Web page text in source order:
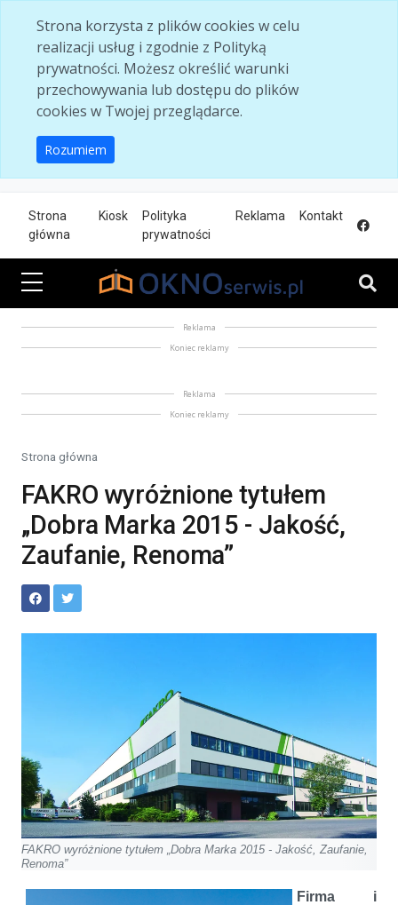
Strona korzysta z plików cookies w celu
realizacji usług i zgodnie z Polityką
prywatności. Możesz określić warunki
przechowywania lub dostępu do plików
cookies w Twojej przeglądarce.
Rozumiem
Strona
główna
Kiosk
Polityka
prywatności
Reklama Kontakt
Reklama
Koniec reklamy
Reklama
Koniec reklamy
Strona główna
FAKRO wyróżnione tytułem
„Dobra Marka 2015 - Jakość,
Zaufanie, Renoma”
FAKRO wyróżnione tytułem „Dobra Marka 2015 - Jakość, Zaufanie,
Renoma”
Firma i